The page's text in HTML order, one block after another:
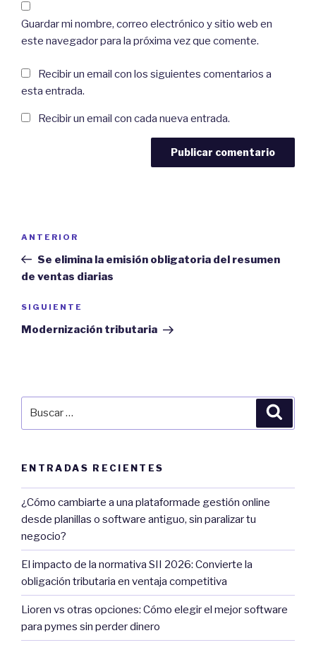
Guardar mi nombre, correo electrónico y sitio web en
este navegador para la próxima vez que comente.
Recibir un email con los siguientes comentarios a
esta entrada.
Recibir un email con cada nueva entrada.
entradas
Previous
Post
ANTERIOR
Se elimina la emisión obligatoria del resumen
de ventas diarias
Next
Post
SIGUIENTE
Modernización tributaria
ENTRADAS RECIENTES
¿Cómo cambiarte a una plataformade gestión online
desde planillas o software antiguo, sin paralizar tu
negocio?
El impacto de la normativa SII 2026: Convierte la
obligación tributaria en ventaja competitiva
Lioren vs otras opciones: Cómo elegir el mejor software
para pymes sin perder dinero